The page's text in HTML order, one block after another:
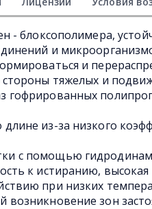
- блоксополимера,
и
и
тяжелых и
гофрированных
из-за низкого
с помощью
к истиранию,
при низких
зон